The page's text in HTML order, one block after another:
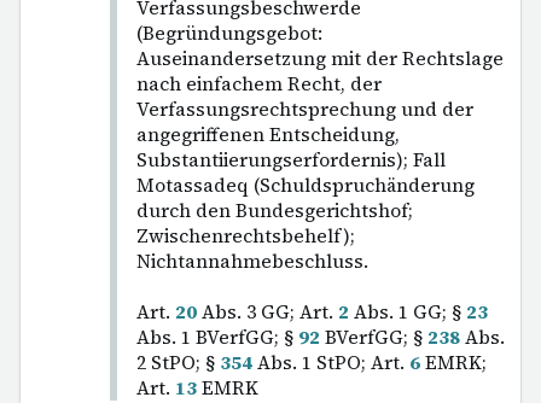
Verfassungsbeschwerde
(Begründungsgebot:
Auseinandersetzung mit der Rechtslage
nach einfachem Recht, der
Verfassungsrechtsprechung und der
angegriffenen Entscheidung,
Substantiierungserfordernis); Fall
Motassadeq (Schuldspruchänderung
durch den Bundesgerichtshof;
Zwischenrechtsbehelf);
Nichtannahmebeschluss.
Art. 20Abs. 3 GG; Art. 2 Abs. 1 GG; § 23
Abs. 1 BVerfGG; § 92 BVerfGG; § 238Abs.
2 StPO; § 354Abs. 1 StPO; Art. 6EMRK;
Art. 13EMRK